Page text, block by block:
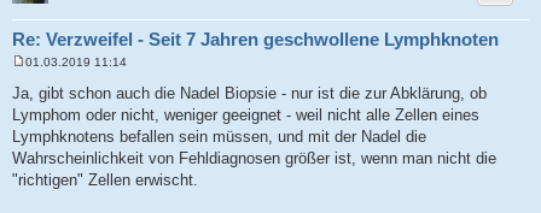
Re: Verzweifel - Seit 7 Jahren geschwollene Lymphknoten
i
t
a
g
01.03.2019 11:14
Ja, gibt schon auch die Nadel Biopsie - nur ist die zur Abklärung, ob
Lymphom oder nicht, weniger geeignet - weil nicht alle Zellen eines
Lymphknotens befallen sein müssen, und mit der Nadel die
Wahrscheinlichkeit von Fehldiagnosen größer ist, wenn man nicht die
"richtigen" Zellen erwischt.